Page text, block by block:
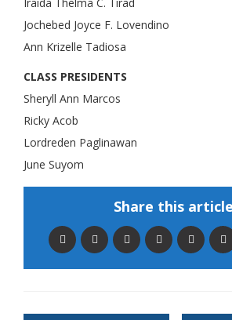
Jochebed Joyce F. Lovendino
Ann Krizelle Tadiosa
CLASS PRESIDENTS
Sheryll Ann Marcos
Ricky Acob
Lordreden Paglinawan
June Suyom
Share this